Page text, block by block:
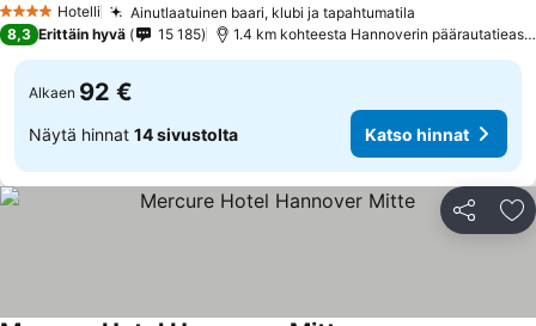
4 Tähtiluokitus
Hotelli Ainutlaatuinen baari, klubi ja tapahtumatila
8,3 Erittäin hyvä 15 185 1.4 km kohteesta Hannoverin päärautatieasema
Alkaen 92 €
Näytä hinnat 14 sivustolta Katso hinnat
Jaa